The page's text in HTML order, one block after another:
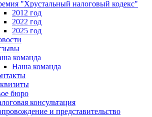
"Хрустальный налоговый кодекс"
2012 год
2022 год
2025 год
команда
Наша команда
бюро
консультация
и представительство